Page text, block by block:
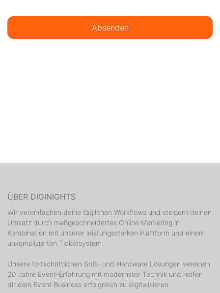
Absenden
ÜBER DIGINIGHTS
Wir vereinfachen deine täglichen Workflows und steigern deinen
Umsatz durch maßgeschneidertes Online Marketing in
Kombination mit unserer leistungsstarken Plattform und einem
unkomplizierten Ticketsystem.
Unsere fortschrittlichen Soft- und Hardware Lösungen vereinen
20 Jahre Event-Erfahrung mit modernster Technik und helfen
dir dein Event Business erfolgreich zu digitalisieren.